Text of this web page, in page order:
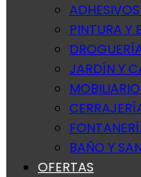
PINTURA Y
JARDÍN Y
BAÑO Y
OFERTAS